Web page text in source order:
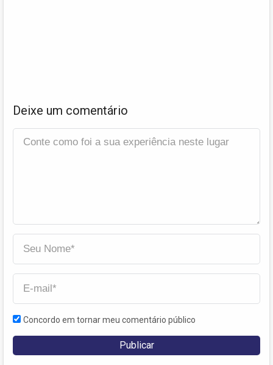
Deixe um comentário
Concordo em tornar meu comentário público